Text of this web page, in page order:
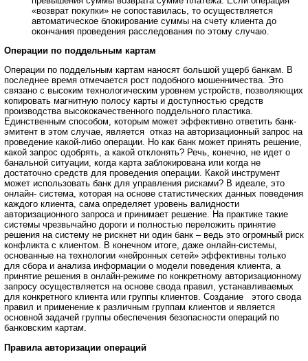
«возврат покупки» не сопоставилась, то осуществляется
автоматическое блокирование суммы на счету клиента до
окончания проведения расследования по этому случаю.
Операции по поддельным картам
Операции по поддельным картам наносят большой ущерб банкам. В
последнее время отмечается рост подобного мошенничества. Это
связано с высоким технологическим уровнем устройств, позволяющих
копировать магнитную полосу карты и доступностью средств
производства высококачественного поддельного пластика.
Единственным способом, которым может эффективно ответить банк-
эмитент в этом случае, является отказ на авторизационный запрос на
проведение какой-либо операции. Но как банк может принять решение,
какой запрос одобрять, а какой отклонять? Речь, конечно, не идет о
банальной ситуации, когда карта заблокирована или когда не
достаточно средств для проведения операции. Какой инструмент
может использовать банк для управления рисками? В идеале, это
онлайн- система, которая на основе статистических данных поведения
каждого клиента, сама определяет уровень валидности
авторизационного запроса и принимает решение. На практике такие
системы чрезвычайно дороги и полностью переложить принятие
решения на систему не рискнет ни один банк – ведь это огромный риск
конфликта с клиентом. В конечном итоге, даже онлайн-системы,
основанные на технологии «нейронных сетей» эффективны только
для сбора и анализа информации о модели поведения клиента, а
принятие решения в онлайн-режиме по конкретному авторизационному
запросу осуществляется на основе свода правил, устанавливаемых
для конкретного клиента или группы клиентов. Создание этого свода
правил и применение к различным группам клиентов и является
основной задачей группы обеспечения безопасности операций по
банковским картам.
Правила авторизации операций